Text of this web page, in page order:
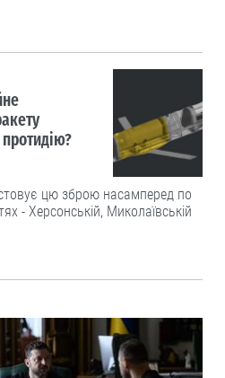
цю зброю насамперед по
- Херсонській, Миколаївській